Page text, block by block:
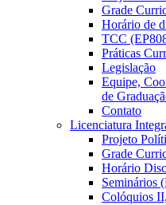
Grade
Horário de
TCC
Práticas
Legislação
Equipe,
de
Contato
Licenciatura
Projeto
Grade
Horário
Seminários
Colóquios